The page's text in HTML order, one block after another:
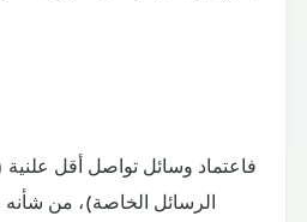
فاعتماد وسائل تواصل أقل
الرسائل الخاصة)، من